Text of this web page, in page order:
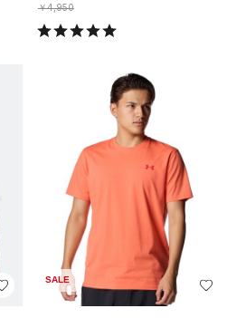
￥4,950
SALE